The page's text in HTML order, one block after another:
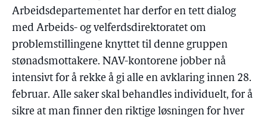
Arbeidsdepartementet har derfor en tett dialog
med Arbeids- og velferdsdirektoratet om
problemstillingene knyttet til denne gruppen
stønadsmottakere. NAV-kontorene jobber nå
intensivt for å rekke å gi alle en avklaring innen 28.
februar. Alle saker skal behandles individuelt, for å
sikre at man finner den riktige løsningen for hver